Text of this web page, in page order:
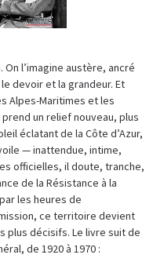
l’imagine austère, ancré
devoir et la grandeur. Et
Alpes-Maritimes et les
un relief nouveau, plus
éclatant de la Côte d’Azur,
— inattendue, intime,
officielles, il doute, tranche,
de la Résistance à la
les heures de
ce territoire devient
plus décisifs. Le livre suit de
de 1920 à 1970 :